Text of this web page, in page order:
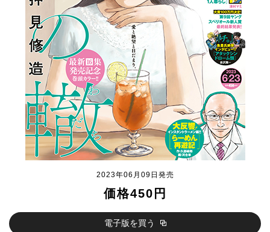
2023年06月09日発売
価格450円
電子版を買う